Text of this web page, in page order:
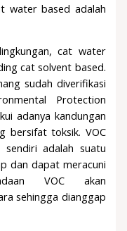
water based adalah
cat water
cat solvent based.
sudah diverifikasi
Protection
adanya kandungan
bersifat toksik. VOC
sendiri adalah suatu
dan dapat meracuni
VOC akan
sehingga dianggap